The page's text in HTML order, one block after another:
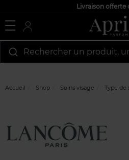
Livraison offerte
Rechercher un produit,
Accueil Shop Soins visage Type de